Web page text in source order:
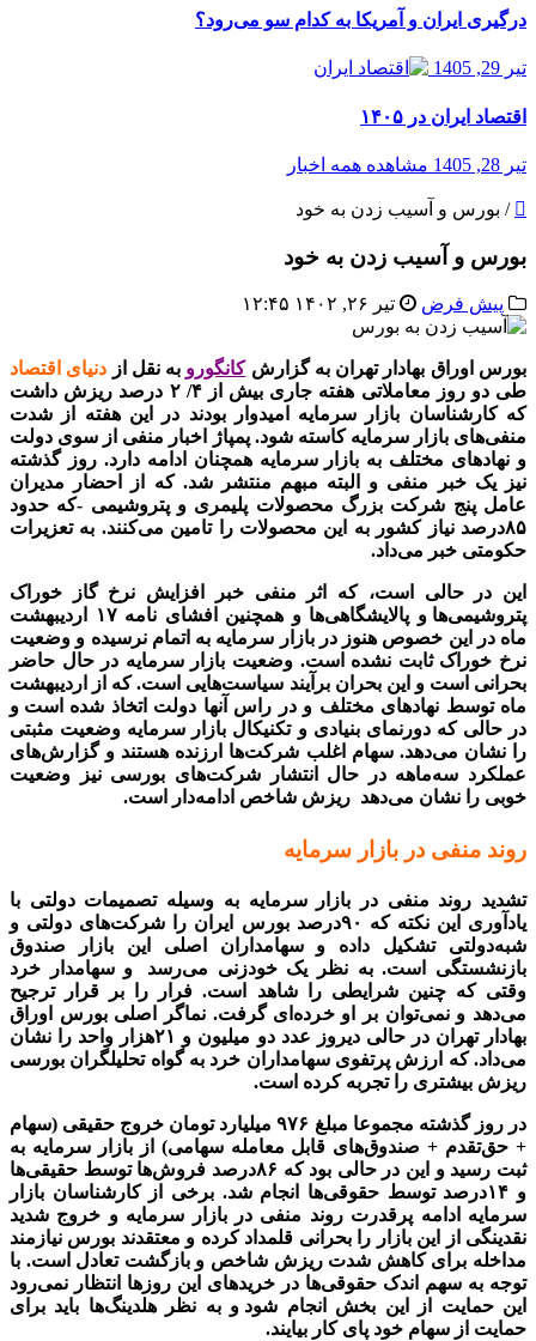
درگیری ایران و آمریکا به کدام سو می‌رود؟
تیر 29, 1405
اقتصاد ایران در ۱۴۰۵
تیر 28, 1405 مشاهده همه اخبار
/ بورس و آسیب زدن به خود
بورس و آسیب زدن به خود
پیش فرض تیر ۲۶, ۱۴۰۲ ۱۲:۴۵
بورس اوراق بهادار تهران به گزارشکانگورو به نقل از دنیای اقتصاد
طی دو روز معاملاتی هفته جاری بیش از ۴/ ۲ درصد ریزش داشت
که کارشناسان بازار سرمایه امیدوار بودند در این هفته از شدت
منفی‌‌‌های بازار سرمایه کاسته شود. پمپاژ اخبار منفی از سوی دولت
و نهادهای مختلف به بازار سرمایه همچنان ادامه دارد. روز گذشته
نیز یک خبر منفی و البته مبهم منتشر شد. که از احضار مدیران
عامل پنج شرکت بزرگ محصولات پلیمری و پتروشیمی -که حدود
۸۵‌درصد نیاز کشور به این محصولات را تامین می‌کنند. به تعزیرات
حکومتی خبر می‌‌‌داد.
این در حالی است، که اثر منفی خبر افزایش نرخ گاز خوراک
پتروشیمی‌‌‌ها
و پالایشگاهی‌‌‌ها و همچنین افشای نامه ۱۷ اردیبهشت
ماه در این خصوص هنوز در بازار سرمایه به اتمام نرسیده و وضعیت
نرخ خوراک ثابت نشده است. وضعیت بازار سرمایه در حال حاضر
بحرانی است و این بحران برآیند سیاست‌‌‌هایی است. که از اردیبهشت
ماه توسط نهادهای مختلف و در راس آنها دولت اتخاذ شده است و
در حالی که دورنمای بنیادی و تکنیکال بازار سرمایه وضعیت مثبتی
را نشان می‌دهد. سهام اغلب شرکت‌ها ارزنده هستند و گزارش‌های
عملکرد سه‌ماهه در حال انتشار شرکت‌های بورسی نیز وضعیت
خوبی را نشان می‌دهد ریزش شاخص ادامه‌دار است.
روند منفی در بازار سرمایه
تشدید روند منفی در بازار سرمایه به وسیله تصمیمات دولتی با
یادآوری این نکته که ۹۰‌درصد بورس ایران را شرکت‌های دولتی و
شبه‌‌‌دولتی تشکیل داده و سهامداران اصلی این بازار صندوق
بازنشستگی است. به نظر یک خودزنی می‌رسد
و سهامدار خرد
وقتی که چنین شرایطی را شاهد است. فرار را بر قرار ترجیح
می‌دهد و نمی‌توان بر او خرده‌‌‌ای گرفت. نماگر اصلی بورس اوراق
بهادار تهران در حالی دیروز عدد دو میلیون و ۲۱‌هزار واحد را نشان
می‌‌‌داد. که ارزش پرتفوی سهامداران خرد به گواه تحلیلگران بورسی
ریزش بیشتری را تجربه کرده است.
در روز گذشته مجموعا مبلغ ۹۷۶ میلیارد تومان خروج حقیقی
(سهام
+ حق‌تقدم + صندوق‌های قابل معامله سهامی) از بازار سرمایه به
ثبت رسید و این در حالی بود که ۸۶‌درصد فروش‌ها توسط حقیقی‌ها
و ۱۴‌درصد توسط حقوقی‌ها انجام شد. برخی از کارشناسان بازار
سرمایه ادامه پرقدرت روند منفی در بازار سرمایه و خروج شدید
نقدینگی از این بازار را بحرانی قلمداد کرده و معتقدند بورس نیازمند
مداخله برای کاهش شدت ریزش شاخص و بازگشت تعادل است. با
توجه به سهم اندک حقوقی‌‌‌ها در خریدهای این روزها انتظار نمی‌رود
این حمایت از این بخش انجام شود و به نظر هلدینگ‌‌‌ها باید برای
حمایت از سهام خود پای کار بیایند.